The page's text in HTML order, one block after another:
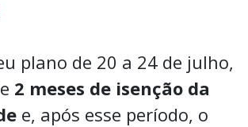
plano de 20 a 24 de julho,
2 meses de isenção da
e, após esse período, o